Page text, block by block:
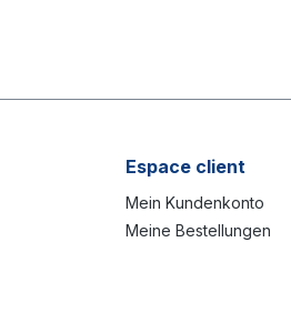
Espace client
Mein Kundenkonto
Meine Bestellungen